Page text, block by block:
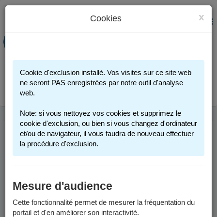
PORTAIL FAMILLE
Connexion
MENU
INFOS UTILES
Vous possédez un compte :
Si vous avez au moins un enfant actuellement
x
Cookies
Cookie d'exclusion installé. Vos visites sur ce site web
ne seront PAS enregistrées par notre outil d'analyse
web.
Note: si vous nettoyez vos cookies et supprimez le
cookie d'exclusion, ou bien si vous changez d'ordinateur
et/ou de navigateur, il vous faudra de nouveau effectuer
la procédure d'exclusion.
Mesure d'audience
Cette fonctionnalité permet de mesurer la fréquentation du
portail et d'en améliorer son interactivité.